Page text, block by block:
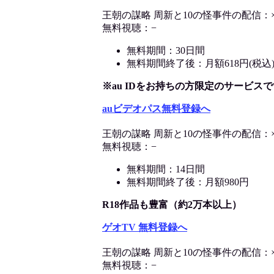
王朝の謀略 周新と10の怪事件の配信：
無料視聴：−
無料期間：30日間
無料期間終了後：月額618円(税込)
※au IDをお持ちの方限定のサービス
auビデオパス無料登録へ
王朝の謀略 周新と10の怪事件の配信：
無料視聴：−
無料期間：14日間
無料期間終了後：月額980円
R18作品も豊富（約2万本以上）
ゲオTV 無料登録へ
王朝の謀略 周新と10の怪事件の配信：
無料視聴：−